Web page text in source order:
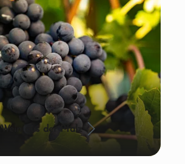
Wein aus der Pfalz